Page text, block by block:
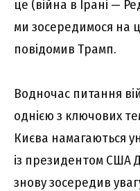
це (війна в Ірані —
ми зосередимося на
повідомив Трамп.
Водночас питання
однією з ключових
Києва намагаються
із президентом США
знову зосередив